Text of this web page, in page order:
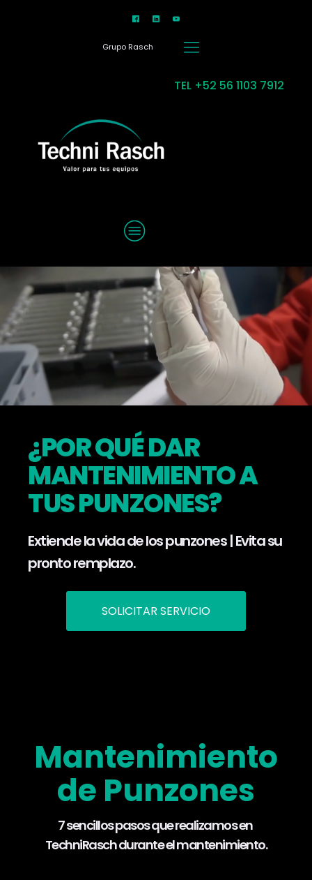
Grupo Rasch
TEL +52 56 1103 7912
¿POR QUÉ DAR
MANTENIMIENTO A
TUS PUNZONES?
Extiende la vida de los punzones | Evita su
pronto remplazo.
SOLICITAR SERVICIO
Mantenimiento
de Punzones
7 sencillos pasos que realizamos en
TechniRasch durante el mantenimiento.